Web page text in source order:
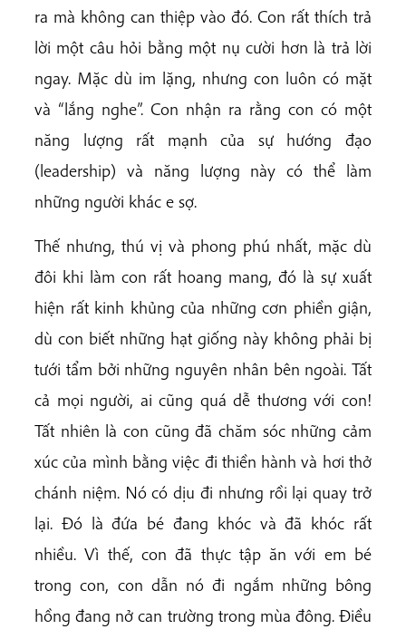
ra mà không can thiệp vào đó. Con rất thích trả
lời một câu hỏi bằng một nụ cười hơn là trả lời
ngay. Mặc dù im lặng, nhưng con luôn có mặt
và “lắng nghe”. Con nhận ra rằng con có một
năng lượng rất mạnh của sự hướng đạo
(leadership) và năng lượng này có thể làm
những người khác e sợ.
Thế nhưng, thú vị và phong phú nhất, mặc dù
đôi khi làm con rất hoang mang, đó là sự xuất
hiện rất kinh khủng của những cơn phiền giận,
dù con biết những hạt giống này không phải bị
tưới tẩm bởi những nguyên nhân bên ngoài. Tất
cả mọi người, ai cũng quá dễ thương với con!
Tất nhiên là con cũng đã chăm sóc những cảm
xúc của mình bằng việc đi thiền hành và hơi thở
chánh niệm. Nó có dịu đi nhưng rồi lại quay trở
lại. Đó là đứa bé đang khóc và đã khóc rất
nhiều. Vì thế, con đã thực tập ăn với em bé
trong con, con dẫn nó đi ngắm những bông
hồng đang nở can trường trong mùa đông. Điều